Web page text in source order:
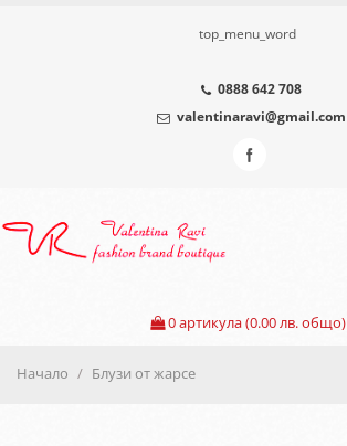
top_menu_word
0888 642 708
valentinaravi@gmail.com
0артикула (0.00 лв. общо)
Начало Блузи от жарсе